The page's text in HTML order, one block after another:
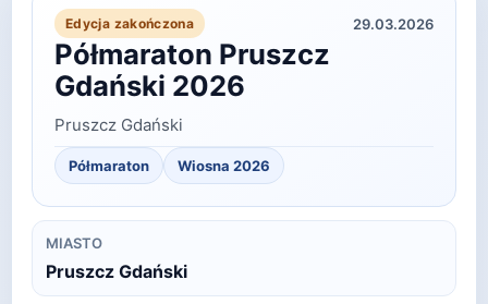
Edycja zakończona 29.03.2026
Półmaraton Pruszcz
Gdański 2026
Pruszcz Gdański
Półmaraton Wiosna 2026
MIASTO
Pruszcz Gdański